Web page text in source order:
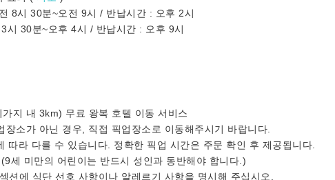
8시 30분~오전 9시 / 반납시간 : 오후 2시
시 30분~오후 4시 / 반납시간 : 오후 9시
지 내 3km) 무료 왕복 호텔 이동 서비스
장소가 아닌 경우, 직접 픽업장소로 이동해주시기 바랍니다.
따라 다를 수 있습니다. 정확한 픽업 시간은 주문 확인 후 제공됩니다.
세 미만의 어린이는 반드시 성인과 동반해야 합니다.)
션에 식단 선호 사항이나 알레르기 사항을 명시해 주십시오.